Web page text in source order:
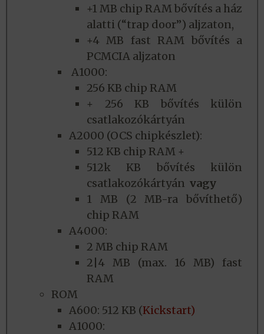
+1 MB chip RAM bővítés a ház
alatti (“trap door”) aljzaton,
+4 MB fast RAM bővítés a
PCMCIA aljzaton
A1000:
256 KB chip RAM
+ 256 KB bővítés külön
csatlakozókártyán
A2000 (OCS chipkészlet):
512 KB chip RAM +
512k KB bővítés külön
csatlakozókártyán vagy
1 MB (2 MB-ra bővíthető)
chip RAM
A4000:
2 MB chip RAM
2|4 MB (max. 16 MB) fast
RAM
ROM
A600: 512 KB (Kickstart)
A1000: